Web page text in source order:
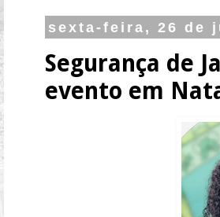
sexta-feira, 26 de
Segurança de
evento em